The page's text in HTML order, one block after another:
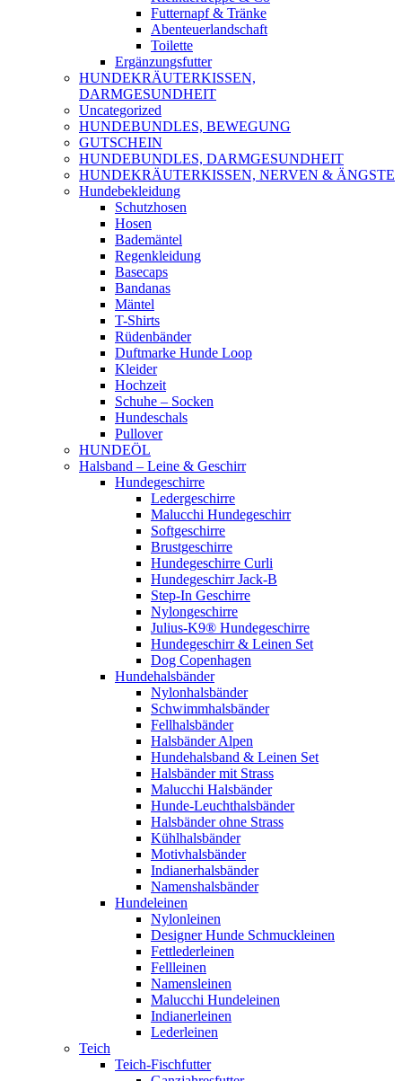
Futternapf & Tränke
Abenteuerlandschaft
Toilette
Ergänzungsfutter
HUNDEKRÄUTERKISSEN,
DARMGESUNDHEIT
Uncategorized
HUNDEBUNDLES, BEWEGUNG
GUTSCHEIN
HUNDEBUNDLES, DARMGESUNDHEIT
HUNDEKRÄUTERKISSEN, NERVEN & ÄNGSTE
Hundebekleidung
Schutzhosen
Hosen
Bademäntel
Regenkleidung
Basecaps
Bandanas
Mäntel
T-Shirts
Rüdenbänder
Duftmarke Hunde Loop
Kleider
Hochzeit
Schuhe – Socken
Hundeschals
Pullover
HUNDEÖL
Halsband – Leine & Geschirr
Hundegeschirre
Ledergeschirre
Malucchi Hundegeschirr
Softgeschirre
Brustgeschirre
Hundegeschirre Curli
Hundegeschirr Jack-B
Step-In Geschirre
Nylongeschirre
Julius-K9® Hundegeschirre
Hundegeschirr & Leinen Set
Dog Copenhagen
Hundehalsbänder
Nylonhalsbänder
Schwimmhalsbänder
Fellhalsbänder
Halsbänder Alpen
Hundehalsband & Leinen Set
Halsbänder mit Strass
Malucchi Halsbänder
Hunde-Leuchthalsbänder
Halsbänder ohne Strass
Kühlhalsbänder
Motivhalsbänder
Indianerhalsbänder
Namenshalsbänder
Hundeleinen
Nylonleinen
Designer Hunde Schmuckleinen
Fettlederleinen
Fellleinen
Namensleinen
Malucchi Hundeleinen
Indianerleinen
Lederleinen
Teich
Teich-Fischfutter